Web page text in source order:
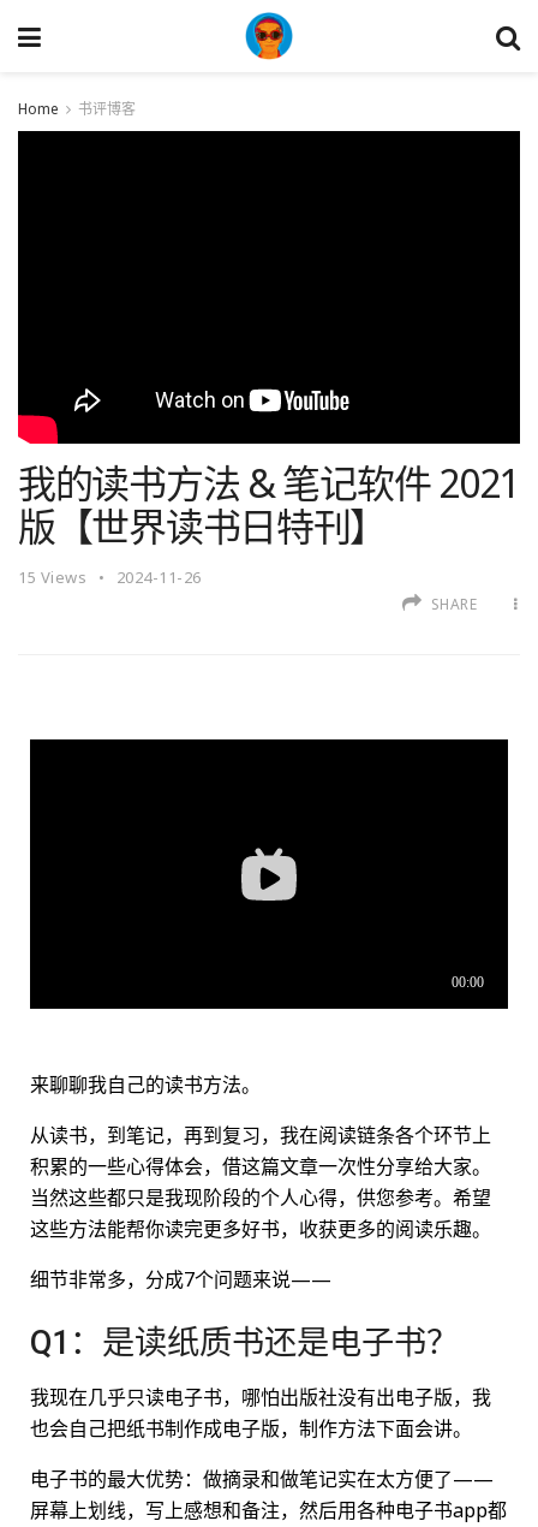
Home 书评博客
我的读书方法 & 笔记软件 2021
版【世界读书日特刊】
15 Views 2024-11-26
SHARE
来聊聊我自己的读书方法。
从读书，到笔记，再到复习，我在阅读链条各个环节上
积累的一些心得体会，借这篇文章一次性分享给大家。
当然这些都只是我现阶段的个人心得，供您参考。希望
这些方法能帮你读完更多好书，收获更多的阅读乐趣。
细节非常多，分成7个问题来说——
Q1：是读纸质书还是电子书？
我现在几乎只读电子书，哪怕出版社没有出电子版，我
也会自己把纸书制作成电子版，制作方法下面会讲。
电子书的最大优势：做摘录和做笔记实在太方便了——
屏幕上划线，写上感想和备注，然后用各种电子书app都